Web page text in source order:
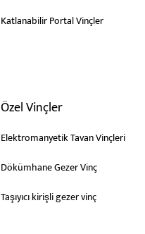
Katlanabilir Portal Vinçler
Özel Vinçler
Elektromanyetik Tavan Vinçleri
Dökümhane Gezer Vinç
Taşıyıcı kirişli gezer vinç